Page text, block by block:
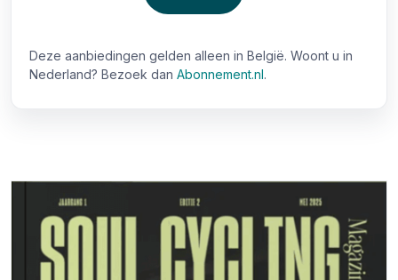
Deze aanbiedingen gelden alleen in België. Woont u in
Nederland? Bezoek dan Abonnement.nl.